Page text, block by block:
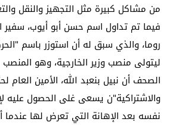
من مشاكل كبيرة مثل التجهيز والنقل
فيما تم تداول اسم حسن أبو أيوب، سفير
روما، والذي سبق له أن استوزر باسم
ليتولى منصب وزير الخارجية، وهو
الصحف أن نبيل بنعبد الله، الأمين العام
والاشتراكية"ن يسعى غلى الحصول عليه
نفسه بعد الإهانة التي تعرض لها